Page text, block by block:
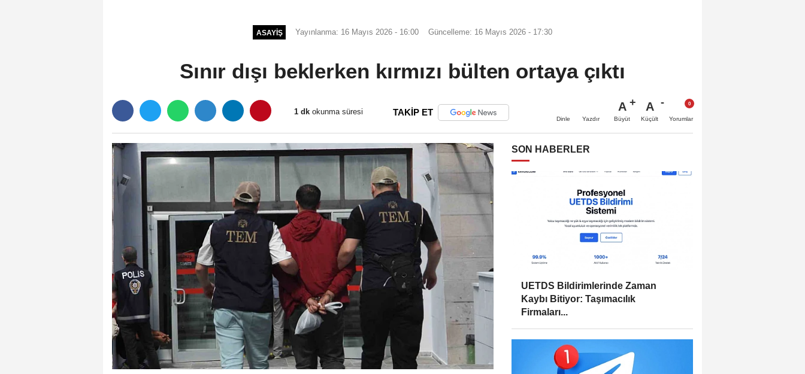
ASAYIŞ Yayınlanma: 16 Mayıs 2026 - 16:00 Güncelleme: 16 Mayıs 2026 - 17:30
Sınır dışı beklerken kırmızı bülten ortaya çıktı
1 dk okunma süresi TAKİP ET
Dinle Yazdır
A
Büyüt
A
Küçült Yorumlar
SON HABERLER
UETDS Bildirimlerinde Zaman
Kaybı Bitiyor: Taşımacılık
Firmaları...